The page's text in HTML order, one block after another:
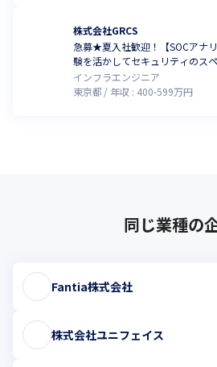
株式会社GRCS
急募★夏入社歓迎！【SOCアナ
験を活かしてセキュリティのス
インフラエンジニア
東京都
年収 : 400-599万円
同じ業種の
Fantia株式会社
株式会社ユニフェイス